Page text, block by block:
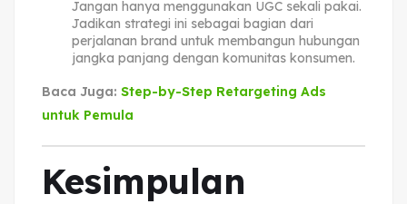
Jangan hanya menggunakan UGC sekali pakai.
Jadikan strategi ini sebagai bagian dari
perjalanan brand untuk membangun hubungan
jangka panjang dengan komunitas konsumen.
Baca Juga: Step-by-Step Retargeting Ads
untuk Pemula
Kesimpulan